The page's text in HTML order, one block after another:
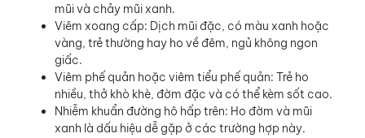
mũi và chảy mũi xanh.
Viêm xoang cấp: Dịch mũi đặc, có màu xanh hoặc
vàng, trẻ thường hay ho về đêm, ngủ không ngon
giấc.
Viêm phế quản hoặc viêm tiểu phế quản: Trẻ ho
nhiều, thở khò khè, đờm đặc và có thể kèm sốt cao.
Nhiễm khuẩn đường hô hấp trên: Ho đờm và mũi
xanh là dấu hiệu dễ gặp ở các trường hợp này.